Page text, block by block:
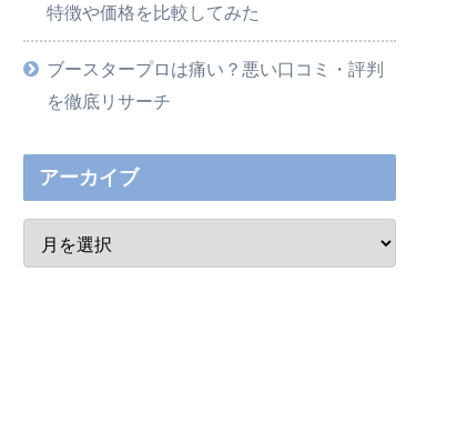
特徴や価格を比較してみた
ブースタープロは痛い？悪い口コミ・評判
を徹底リサーチ
アーカイブ